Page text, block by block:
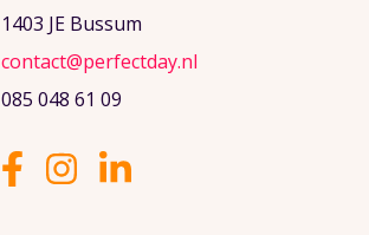
1403 JE Bussum
contact@perfectday.nl
085 048 61 09